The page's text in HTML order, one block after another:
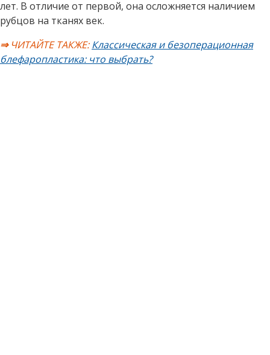
лет. В отличие от первой, она осложняется наличием
рубцов на тканях век.
⇒ ЧИТАЙТЕ ТАКЖЕ:Классическая и безоперационная
блефаропластика: что выбрать?